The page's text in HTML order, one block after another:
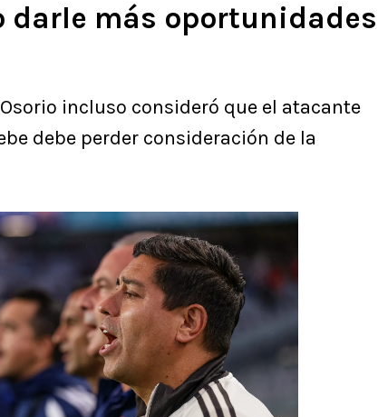
darle más oportunidades
incluso consideró que el atacante
debe perder consideración de la